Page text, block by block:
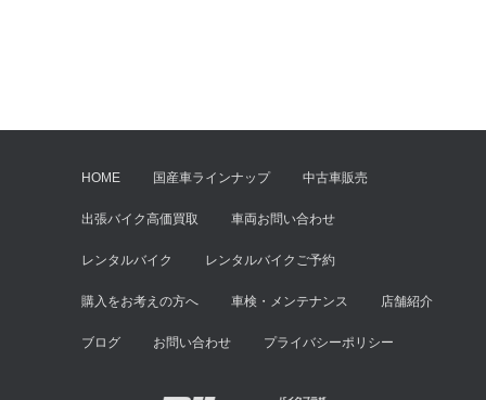
HOME 国産車ラインナップ 中古車販売
出張バイク高価買取 車両お問い合わせ
レンタルバイク レンタルバイクご予約
購入をお考えの方へ 車検・メンテナンス 店舗紹介
ブログ お問い合わせ プライバシーポリシー